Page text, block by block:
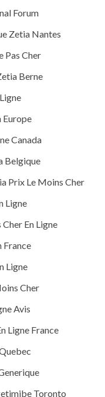
Forum
Zetia Nantes
Pas Cher
Berne
Europe
Canada
Belgique
Prix Le Moins Cher
Ligne
En Ligne
France
Ligne
Cher
Avis
Ligne France
Toronto